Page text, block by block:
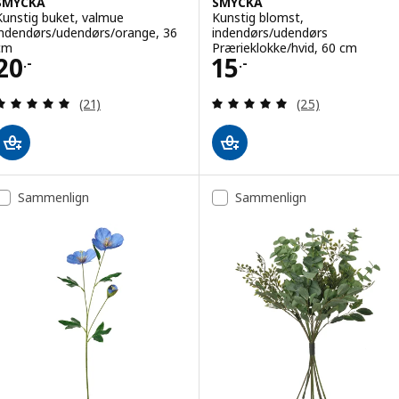
buket, valmue
udendørs/orange, 36
.- 20.-
Anmeld: 4.9 ud af 5 Stjerner. Anmeldelser i alt:
(21)
Kunstig blomst,
indendørs/udendørs
Prærieklokke/hvid, 60 cm
15.-
Pris 15.-
Anmeld: 5 ud
(25)
Sammenlign Sammenlign